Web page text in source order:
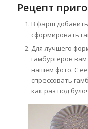
Рецепт
В фарш
сформировать
Для лучшего
гамбургеров
нашем фото. С
спрессовать
как раз под